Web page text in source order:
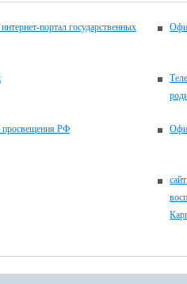
портал государственных
просвещения РФ